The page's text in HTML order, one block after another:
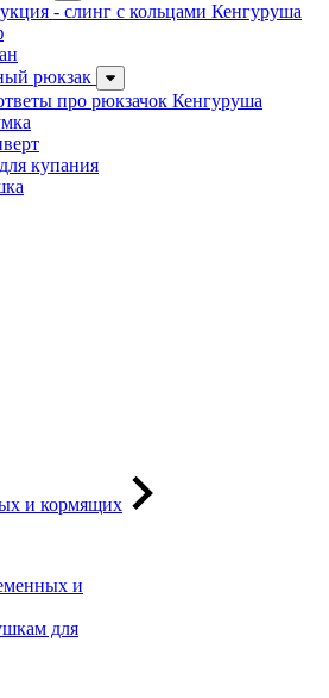
- слинг с кольцами Кенгуруша
рюкзак
про рюкзачок Кенгуруша
купания
и кормящих
и
для